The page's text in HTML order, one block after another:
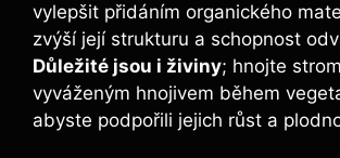
vylepšit přidáním organického
zvýší její strukturu a schopnost
Důležité jsou i živiny; hnojte
vyváženým hnojivem během
abyste podpořili jejich růst a